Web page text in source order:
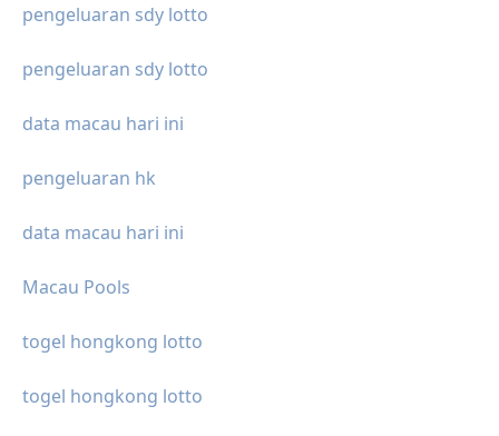
pengeluaran sdy lotto
pengeluaran sdy lotto
data macau hari ini
pengeluaran hk
data macau hari ini
Macau Pools
togel hongkong lotto
togel hongkong lotto